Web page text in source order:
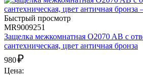
Быстрый просмотр
MR9009251
Защелка межкомнатная O2070 AB с
сантехническая, цвет античная бронза
980₽
Цена: